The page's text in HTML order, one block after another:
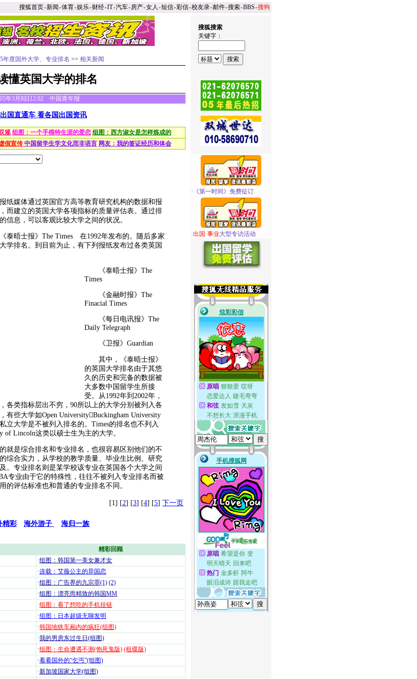
搜狐首页-新闻-体育-娱乐-财经-IT-汽车-房产-女人 -短信-彩信-校友录-邮件-搜索-BBS-搜狗
年度国外大学、专业排名 >> 相关新闻
懂英国大学的排名
年3月8日12:02 中国青年报
国直通车 看各国出国资讯
规 组图：一个手模特生涯的爱恋 组图：西方淑女是怎样炼成的
假宣传 中国留学生学文化而非语言 网友：我的签证经历和体会
媒体通过英国官方高等教育研究机构的数据和报
而建立的英国大学各项指标的质量评估表。通过排
信息，可以客观比较大学之间的状况。
晤士报》The Times 在1992年发布的。随后多家
学排名。到目前为止，有下列报纸发布过各类英国
《泰晤士报》The
Times
《金融时报》The
Finacial Times
《每日电讯报》The
Daily Telegraph
《卫报》Guardian
其中，《泰晤士报》
的英国大学排名由于其悠
久的历史和完备的数据被
大多数中国留学生所接
受。从1992年到2002年，
各类指标层出不穷，90所以上的大学分别被列入各
有些大学如Open UniversityBuckingham University
立大学是不被列入排名的。Times的排名也不列入
of Lincoln这类以硕士生为主的大学。
是综合排名和专业排名，也很容易区别他们的不
综合实力，从学校的教学质量、毕业生比例、研究
。专业排名则是某学校该专业在英国各个大学之间
专业由于它的特殊性，往往不被列入专业排名而被
的评估标准也和普通的专业排名不同。
[1] [2] [3] [4] [5] 下一页
精彩 海外游子 海归一族
精彩回顾
·组图：韩国第一美女兼才女
·连载：艾薇公主的异国恋
·组图：广告界的九宗罪(1) (2)
·组图：漂亮而精致的韩国MM
·组图：看了想吃的手机挂链
·组图：日本超级无聊发明
·韩国地铁车厢内的疯狂(组图)
·我的男房东过生日(组图)
·组图：生命遭遇不测(饱死鬼版) (租碟版)
·看看国外的“乞丐”(组图)
·新加坡国家大学(组图)
搜狐搜索
关键字：
· 《第一时间》免费征订
·出国·事业大型专访活动